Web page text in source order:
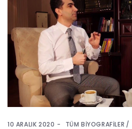
10 ARALIK 2020 TÜM BIYOGRAFILER